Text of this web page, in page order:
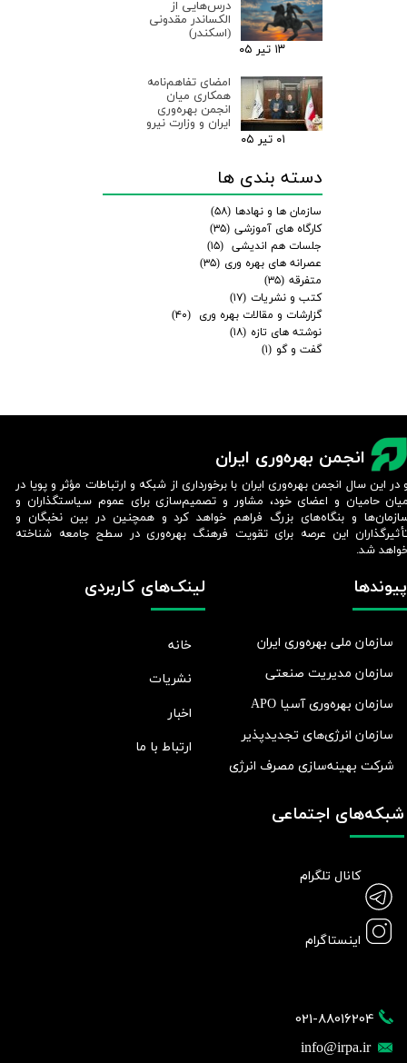
درس‌هایی از
الکساندر مقدونی
(اسکندر)
۱۳ تیر ۰۵
امضای تفاهم‌نامه
همکاری میان
انجمن بهره‌وری
ایران و وزارت نیرو
۰۱ تیر ۰۵
دسته بندی ها
سازمان ها و نهادها (۵۸)
کارگاه های آموزشی (۳۵)
جلسات هم اندیشی (۱۵)
عصرانه های بهره وری (۳۵)
متفرقه (۳۵)
کتب و نشریات (۱۷)
گزارشات و مقالات بهره وری
(۴۰)
نوشته های تازه (۱۸)
گفت و گو (۱)
انجمن بهره‌وری ایران
021-88016204
info@irpa.ir
لینک‌های کاربردی
خانه
نشریات
اخبار
ارتباط با ما
پیوندها
سازمان ملی بهره‌وری ایران
سازمان مدیریت صنعتی
سازمان بهره‌وری آسیا APO
سازمان انرژی‌های تجدیدپذیر
شرکت بهينه‌سازی مصرف انرژی
شبکه‌های اجتماعی
کانال تلگرام
اینستاگرام
در این سال انجمن بهره‌وری ایران با برخورداری از شبکه و ارتباطات مؤثر و پویا در
حامیان و اعضای خود، مشاور و تصمیم‌سازی برای عموم سیاستگذاران و
و بنگاه‌های بزرگ فراهم خواهد کرد و همچنین در بین نخبگان و
این عرصه برای تقویت فرهنگ بهره‌وری در سطح جامعه شناخته
شد.​​​​​​​